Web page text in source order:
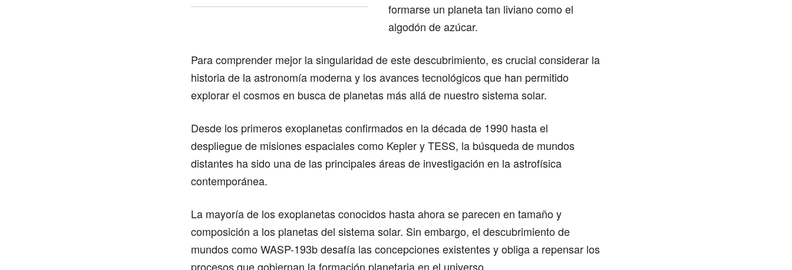
formarse un planeta tan liviano como el
algodón de azúcar.
Para comprender mejor la singularidad de este descubrimiento, es crucial considerar la
historia de la astronomía moderna y los avances tecnológicos que han permitido
explorar el cosmos en busca de planetas más allá de nuestro sistema solar.
Desde los primeros exoplanetas confirmados en la década de 1990 hasta el
despliegue de misiones espaciales como Kepler y TESS, la búsqueda de mundos
distantes ha sido una de las principales áreas de investigación en la astrofísica
contemporánea.
La mayoría de los exoplanetas conocidos hasta ahora se parecen en tamaño y
composición a los planetas del sistema solar. Sin embargo, el descubrimiento de
mundos como WASP-193b desafía las concepciones existentes y obliga a repensar los
procesos que gobiernan la formación planetaria en el universo.